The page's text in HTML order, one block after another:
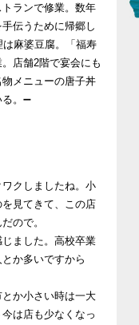
ランで修業。数年
伝うために帰郷し
麻婆豆腐。「福寿
店舗2階で宴会にも
メニューの唐子丼
。➖
クしましたね。小
見てきて、この店
ので。
ました。高校卒業
か多いですから
か小さい時は一大
は店も少なくなっ